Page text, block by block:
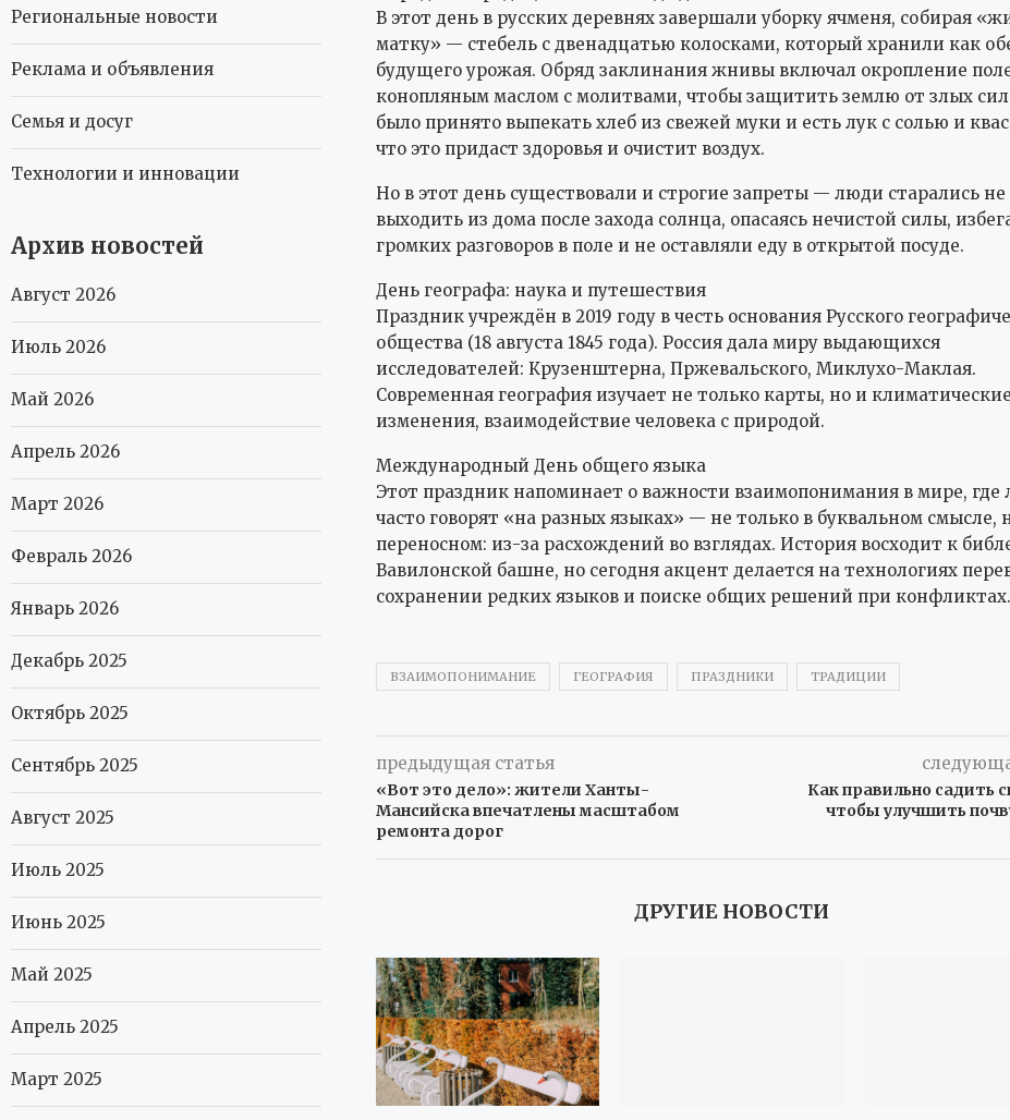
В этот день в русских деревнях завершали уборку ячменя, собирая
матку» — стебель с двенадцатью колосками, который хранили как
будущего урожая. Обряд заклинания жнивы включал окропление
конопляным маслом с молитвами, чтобы защитить землю от злых
было принято выпекать хлеб из свежей муки и есть лук с солью и
что это придаст здоровья и очистит воздух.
Но в этот день существовали и строгие запреты — люди старались не
выходить из дома после захода солнца, опасаясь нечистой силы,
громких разговоров в поле и не оставляли еду в открытой посуде.
День географа: наука и путешествия
Праздник учреждён в 2019 году в честь основания Русского
общества (18 августа 1845 года). Россия дала миру выдающихся
исследователей: Крузенштерна, Пржевальского, Миклухо-Маклая.
Современная география изучает не только карты, но и климатические
изменения, взаимодействие человека с природой.
Международный День общего языка
Этот праздник напоминает о важности взаимопонимания в мире, где
часто говорят «на разных языках» — не только в буквальном смысле,
переносном: из-за расхождений во взглядах. История восходит к
Вавилонской башне, но сегодня акцент делается на технологиях
сохранении редких языков и поиске общих решений при конфликтах.
ВЗАИМОПОНИМАНИЕ ГЕОГРАФИЯ ПРАЗДНИКИ ТРАДИЦИИ
предыдущая статья
«Вот это дело»: жители Ханты-
Мансийска впечатлены масштабом
ремонта дорог
Как правильно садить
чтобы улучшить
ДРУГИЕ НОВОСТИ
Региональные новости
Реклама и объявления
Семья и досуг
Технологии и инновации
Архив новостей
Август 2026
Июль 2026
Май 2026
Апрель 2026
Март 2026
Февраль 2026
Январь 2026
Декабрь 2025
Октябрь 2025
Сентябрь 2025
Август 2025
Июль 2025
Июнь 2025
Май 2025
Апрель 2025
Март 2025